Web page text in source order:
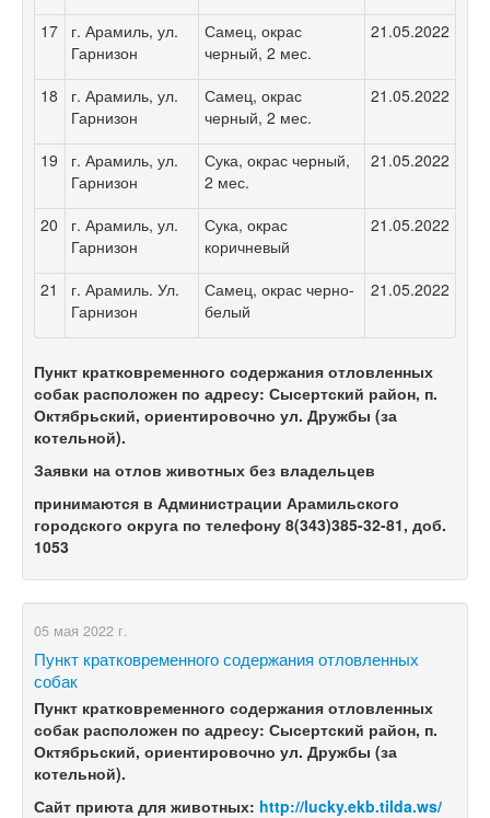
17
г. Арамиль, ул.
Гарнизон
Самец, окрас
черный, 2 мес.
21.05.2022
18
г. Арамиль, ул.
Гарнизон
Самец, окрас
черный, 2 мес.
21.05.2022
19
г. Арамиль, ул.
Гарнизон
Сука, окрас черный,
2 мес.
21.05.2022
20
г. Арамиль, ул.
Гарнизон
Сука, окрас
коричневый
21.05.2022
21
г. Арамиль. Ул.
Гарнизон
Самец, окрас черно-
белый
21.05.2022
Пункт кратковременного содержания отловленных
собак расположен по адресу: Сысертский район, п.
Октябрьский, ориентировочно ул. Дружбы (за
котельной).
Заявки на отлов животных без владельцев
принимаются в Администрации Арамильского
городского округа по телефону 8(343)385-32-81, доб.
1053
05 мая 2022 г.
Пункт кратковременного содержания отловленных
собак
Пункт кратковременного содержания отловленных
собак расположен по адресу: Сысертский район, п.
Октябрьский, ориентировочно ул. Дружбы (за
котельной).
Сайт приюта для животных: http://lucky.ekb.tilda.ws/